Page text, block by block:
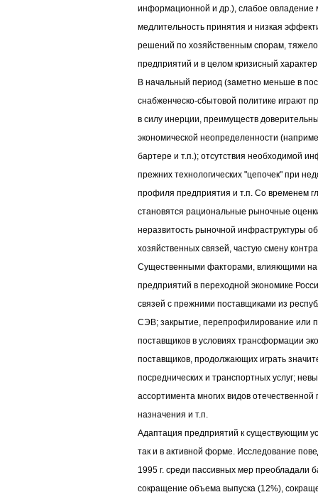
информационной и др.), слабое овладение
медлительность принятия и низкая
решений по хозяйственным спорам,
предприятий и в целом кризисный
В начальный период (заметно меньше в
снабженческо-сбытовой политике играют
в силу инерции, преимуществ
экономической неопределенности
бартере и т.п.); отсутствия необходимой
прежних технологических "цепочек" при
профиля предприятия и т.п. Со временем
становятся рациональные рыночные
неразвитость рыночной инфраструктуры
хозяйственных связей, частую смену
Существенными факторами, влияющими на
предприятий в переходной экономике
связей с прежними поставщиками из
СЭВ; закрытие, перепрофилирование или
поставщиков в условиях трансформации
поставщиков, продолжающих играть
посреднических и транспортных услуг;
ассортимента многих видов
назначения и т.п.
Адаптация предприятий к существующим
так и в активной форме. Исследование
1995 г. среди пассивных мер преобладали
сокращение объема выпуска (12%),